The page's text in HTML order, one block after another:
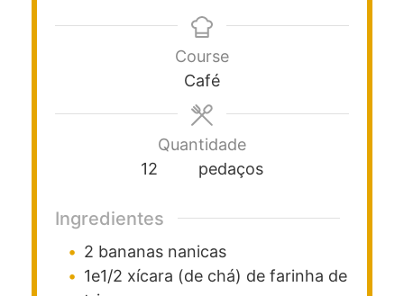
Course
Café
Quantidade
12
pedaços
Ingredientes
2 bananas nanicas
1e1/2 xícara (de chá) de farinha de